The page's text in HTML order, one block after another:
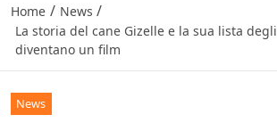
Home / News /
La storia del cane Gizelle e la sua lista
diventano un film
News